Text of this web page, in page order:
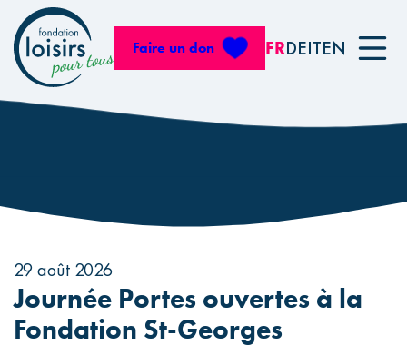
Panneau de gestion des cookies
Réserver une sortie
Louer du matériel
Faire un don FRDEITEN
29 août 2026
Journée Portes ouvertes à la
Fondation St-Georges